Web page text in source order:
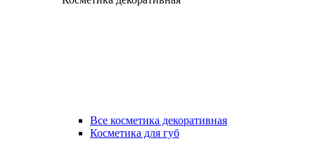
Все косметика декоративная
Косметика для губ